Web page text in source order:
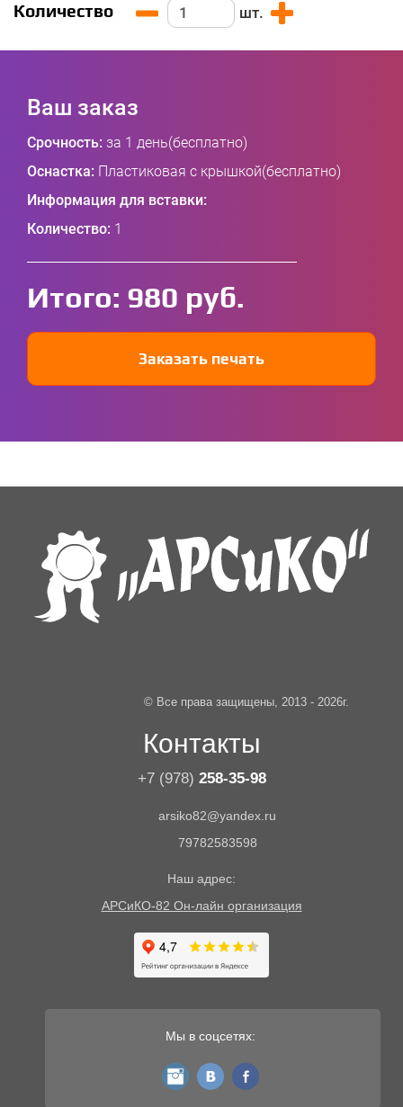
Количество шт.
Ваш заказ
Срочность: за 1 день(бесплатно)
Оснастка: Пластиковая с крышкой(бесплатно)
Информация для вставки:
Количество: 1
Итого: 980
Заказать печать
© Все права защищены, 2013 - 2026г.
Контакты
+7 (978) 258-35-98
arsiko82@yandex.ru
79782583598
Наш адрес:
АРСиКО-82 Он-лайн организация
Мы в соцсетях:
instagram
vk fb